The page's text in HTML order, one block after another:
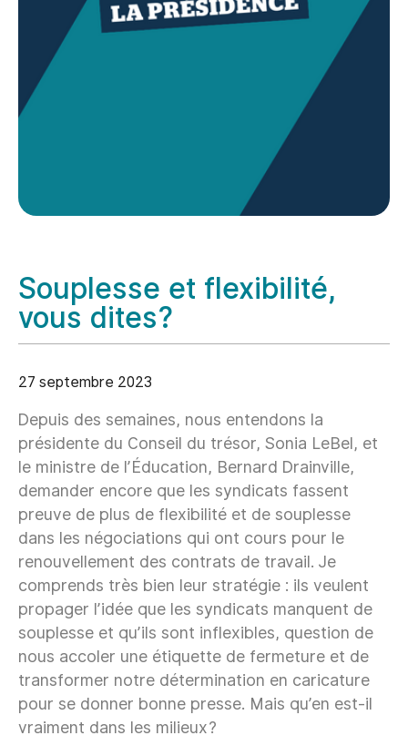
Souplesse et flexibilité,
vous dites?
27 septembre 2023
Depuis des semaines, nous entendons la
présidente du Conseil du trésor, Sonia LeBel, et
le ministre de l’Éducation, Bernard Drainville,
demander encore que les syndicats fassent
preuve de plus de flexibilité et de souplesse
dans les négociations qui ont cours pour le
renouvellement des contrats de travail. Je
comprends très bien leur stratégie : ils veulent
propager l’idée que les syndicats manquent de
souplesse et qu’ils sont inflexibles, question de
nous accoler une étiquette de fermeture et de
transformer notre détermination en caricature
pour se donner bonne presse. Mais qu’en est-il
vraiment dans les milieux?